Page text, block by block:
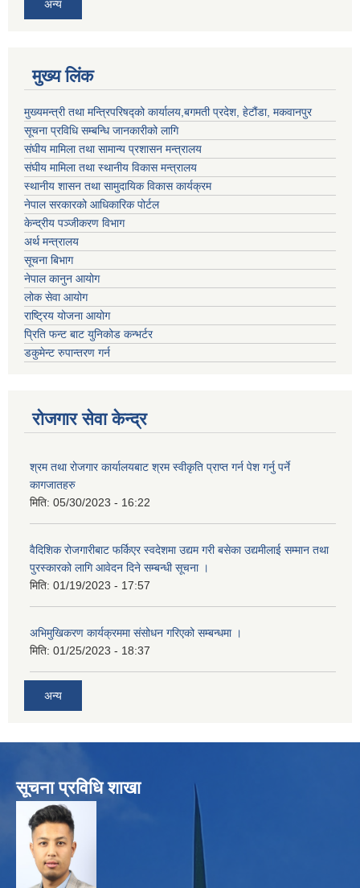
अन्य
मुख्य लिंक
मुख्यमन्त्री तथा मन्त्रिपरिषद्को कार्यालय,बगमती प्रदेश, हेटौंडा, मकवानपुर
सूचना प्रविधि सम्बन्धि जानकारीको लागि
संघीय मामिला तथा सामान्य प्रशासन मन्त्रालय
संघीय मामिला तथा स्थानीय विकास मन्त्रालय
स्थानीय शासन तथा सामुदायिक विकास कार्यक्रम
नेपाल सरकारको आधिकारिक पोर्टल
केन्द्रीय पञ्जीकरण विभाग
अर्थ मन्त्रालय
सूचना बिभाग
नेपाल कानुन आयोग
लोक सेवा आयोग
राष्ट्रिय योजना आयोग
प्रिति फन्ट बाट युनिकोड कन्भर्टर
डकुमेन्ट रुपान्तरण गर्न
रोजगार सेवा केन्द्र
श्रम तथा रोजगार कार्यालयबाट श्रम स्वीकृति प्राप्त गर्न पेश गर्नु पर्ने
कागजातहरु
मिति: 05/30/2023 - 16:22
वैदिशिक रोजगारीबाट फर्किएर स्वदेशमा उद्यम गरी बसेका उद्यमीलाई सम्मान तथा
पुरस्कारको लागि आवेदन दिने सम्बन्धी सूचना ।
मिति: 01/19/2023 - 17:57
अभिमुखिकरण कार्यक्रममा संसोधन गरिएको सम्बन्धमा ।
मिति: 01/25/2023 - 18:37
अन्य
सूचना प्रविधि शाखा